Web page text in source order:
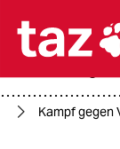
Kampf gegen